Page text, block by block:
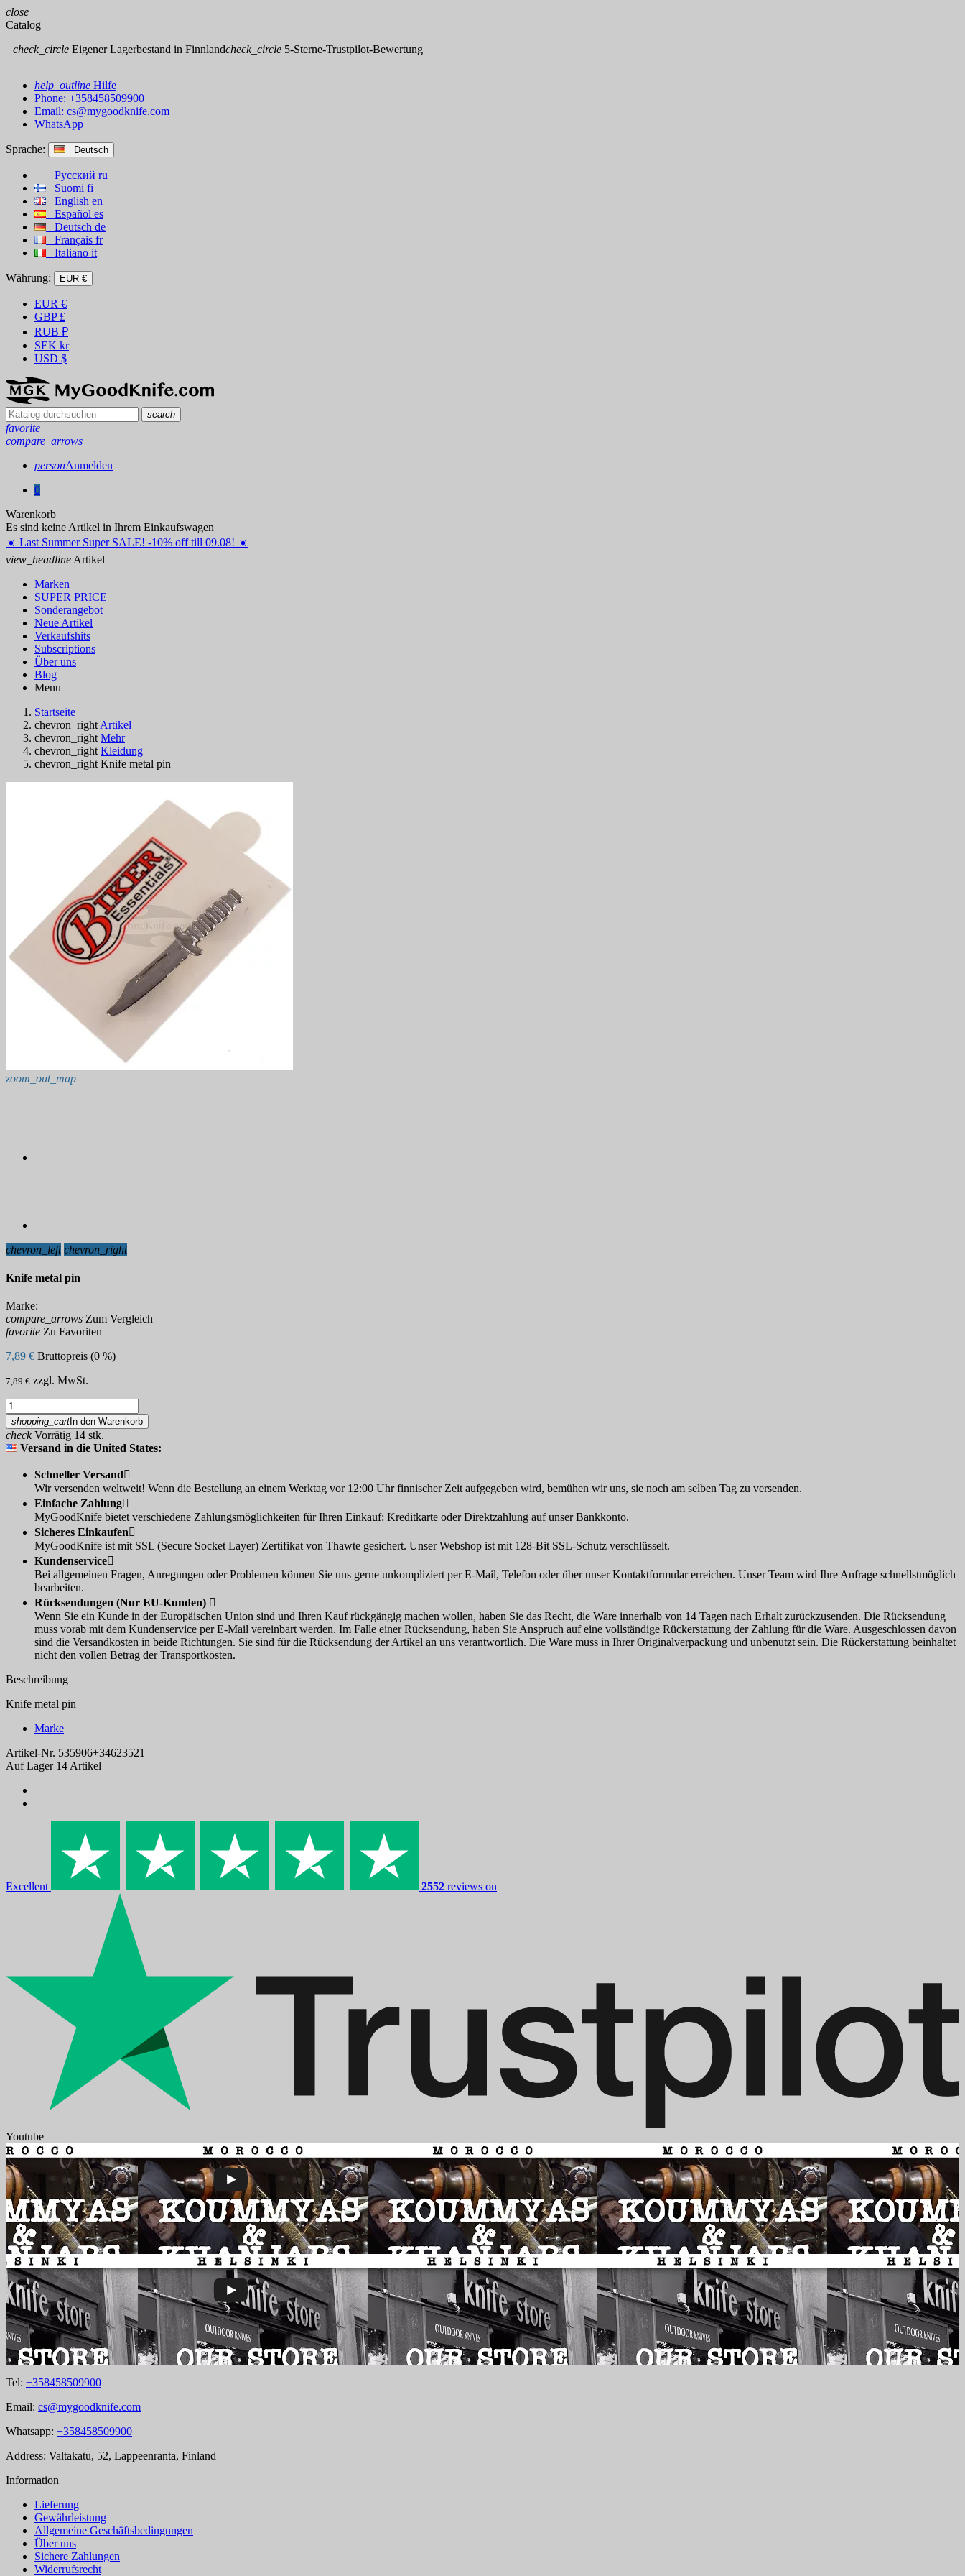
close
Catalog
check_circle Eigener Lagerbestand in Finnlandcheck_circle 5-Sterne-Trustpilot-Bewertung
help_outline Hilfe
Phone: +358458509900
Email: cs@mygoodknife.com
WhatsApp
Sprache: Deutsch
Русский ru
Suomi fi
English en
Español es
Deutsch de
Français fr
Italiano it
Währung: EUR €
EUR €
GBP £
RUB ₽
SEK kr
USD $
search
favorite
compare_arrows
personAnmelden
0
Warenkorb
Es sind keine Artikel in Ihrem Einkaufswagen
☀️ ️Last Summer Super SALE! -10% off till 09.08! ☀️
view_headline Artikel
Marken
SUPER PRICE
Sonderangebot
Neue Artikel
Verkaufshits
Subscriptions
Über uns
Blog
Menu
Startseite
chevron_right Artikel
chevron_right Mehr
chevron_right Kleidung
chevron_right Knife metal pin
zoom_out_map
chevron_left chevron_right
Knife metal pin
Marke:
compare_arrows Zum Vergleich
favorite Zu Favoriten
7,89 € Bruttopreis (0 %)
7,89 € zzgl. MwSt.
shopping_cart In den Warenkorb
checkVorrätig 14 stk.
Versand in die United States:
Schneller Versand
Wir versenden weltweit! Wenn die Bestellung an einem Werktag vor 12:00 Uhr finnischer Zeit aufgegeben wird, bemühen wir uns, sie noch am selben Tag zu versenden.
Einfache Zahlung
MyGoodKnife bietet verschiedene Zahlungsmöglichkeiten für Ihren Einkauf: Kreditkarte oder Direktzahlung auf unser Bankkonto.
Sicheres Einkaufen
MyGoodKnife ist mit SSL (Secure Socket Layer) Zertifikat von Thawte gesichert. Unser Webshop ist mit 128-Bit SSL-Schutz verschlüsselt.
Kundenservice
Bei allgemeinen Fragen, Anregungen oder Problemen können Sie uns gerne unkompliziert per E-Mail, Telefon oder über unser Kontaktformular erreichen. Unser Team wird Ihre Anfrage schnellstmöglich
bearbeiten.
Rücksendungen (Nur EU-Kunden) 
Wenn Sie ein Kunde in der Europäischen Union sind und Ihren Kauf rückgängig machen wollen, haben Sie das Recht, die Ware innerhalb von 14 Tagen nach Erhalt zurückzusenden. Die Rücksendung
muss vorab mit dem Kundenservice per E-Mail vereinbart werden. Im Falle einer Rücksendung, haben Sie Anspruch auf eine vollständige Rückerstattung der Zahlung für die Ware. Ausgeschlossen davon
sind die Versandkosten in beide Richtungen. Sie sind für die Rücksendung der Artikel an uns verantwortlich. Die Ware muss in Ihrer Originalverpackung und unbenutzt sein. Die Rückerstattung beinhaltet
nicht den vollen Betrag der Transportkosten.
Beschreibung
Knife metal pin
Marke
Artikel-Nr. 535906+34623521
Auf Lager 14 Artikel
Excellent 2552 reviews on
Youtube
Tel: +358458509900
Email: cs@mygoodknife.com
Whatsapp: +358458509900
Address: Valtakatu, 52, Lappeenranta, Finland
Information
Lieferung
Gewährleistung
Allgemeine Geschäftsbedingungen
Über uns
Sichere Zahlungen
Widerrufsrecht